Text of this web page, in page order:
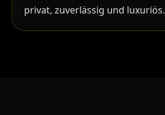
privat, zuverlässig und luxuriös.